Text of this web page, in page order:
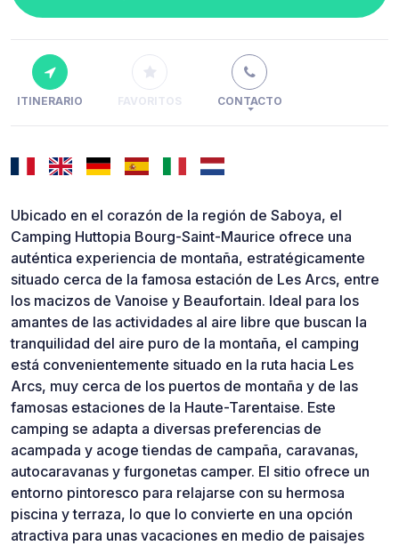
ITINERARIO FAVORITOS CONTACTO
Ubicado en el corazón de la región de Saboya, el
Camping Huttopia Bourg-Saint-Maurice ofrece una
auténtica experiencia de montaña, estratégicamente
situado cerca de la famosa estación de Les Arcs, entre
los macizos de Vanoise y Beaufortain. Ideal para los
amantes de las actividades al aire libre que buscan la
tranquilidad del aire puro de la montaña, el camping
está convenientemente situado en la ruta hacia Les
Arcs, muy cerca de los puertos de montaña y de las
famosas estaciones de la Haute-Tarentaise. Este
camping se adapta a diversas preferencias de
acampada y acoge tiendas de campaña, caravanas,
autocaravanas y furgonetas camper. El sitio ofrece un
entorno pintoresco para relajarse con su hermosa
piscina y terraza, lo que lo convierte en una opción
atractiva para unas vacaciones en medio de paisajes